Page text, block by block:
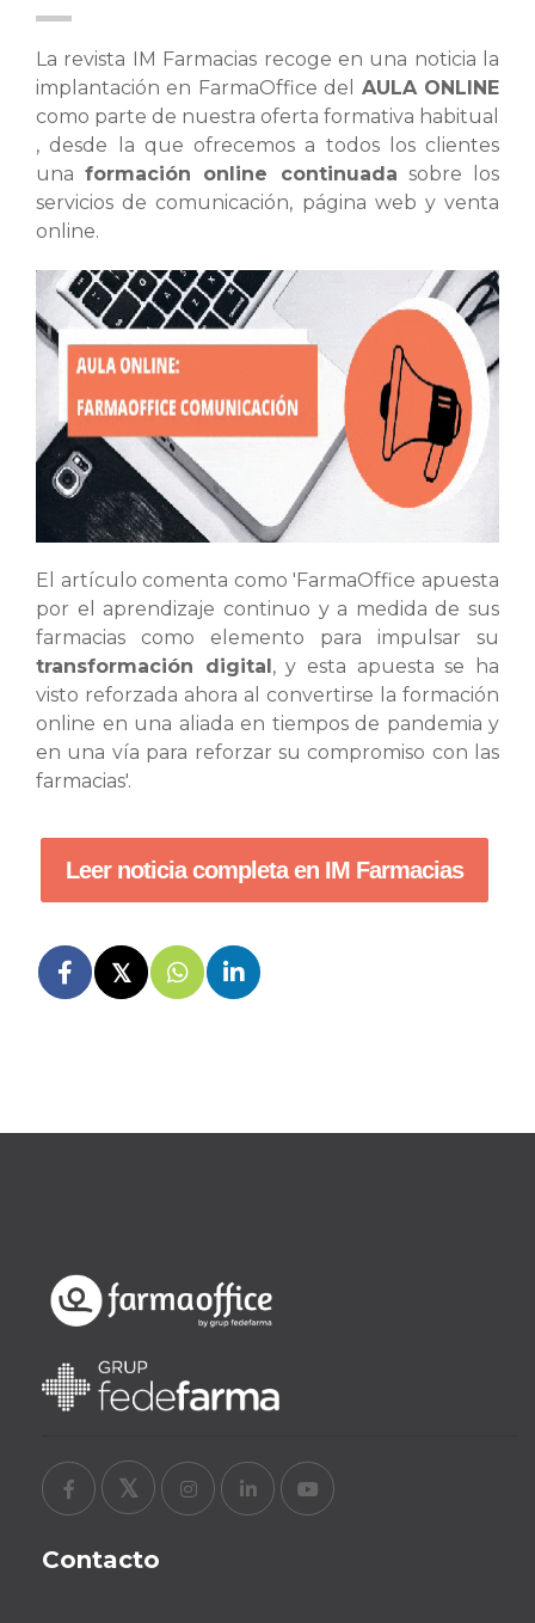
La revista IM Farmacias recoge en una noticia la
implantación en FarmaOffice del AULA ONLINE
como parte de nuestra oferta formativa habitual
, desde la que ofrecemos a todos los clientes
unaformación online continuada sobre los
servicios de comunicación, página web y venta
online.
El artículo comenta como 'FarmaOffice apuesta
por el aprendizaje continuo y a medida de sus
farmacias como elemento para impulsar su
transformación digital , y esta apuesta se ha
visto reforzada ahora al convertirse la formación
online en una aliada en tiempos de pandemia y
en una vía para reforzar su compromiso con las
farmacias'.
Leer noticia completa en IM Farmacias
Contacto